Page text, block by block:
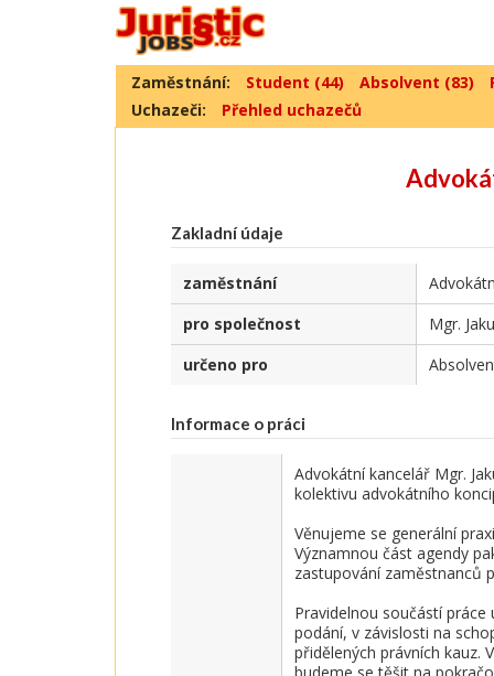
Zaměstnání: Student (44) Absolvent (83)
Uchazeči:
Přehled uchazečů
Zakladní údaje
zaměstnání
pro společnost
Mgr.
určeno pro
Informace o práci
Advokátní kancelář Mgr.
kolektivu advokátního
Věnujeme se generální
Významnou část agendy
zastupování zaměstnanců
Pravidelnou součástí
podání, v závislosti na
přidělených právních kauz.